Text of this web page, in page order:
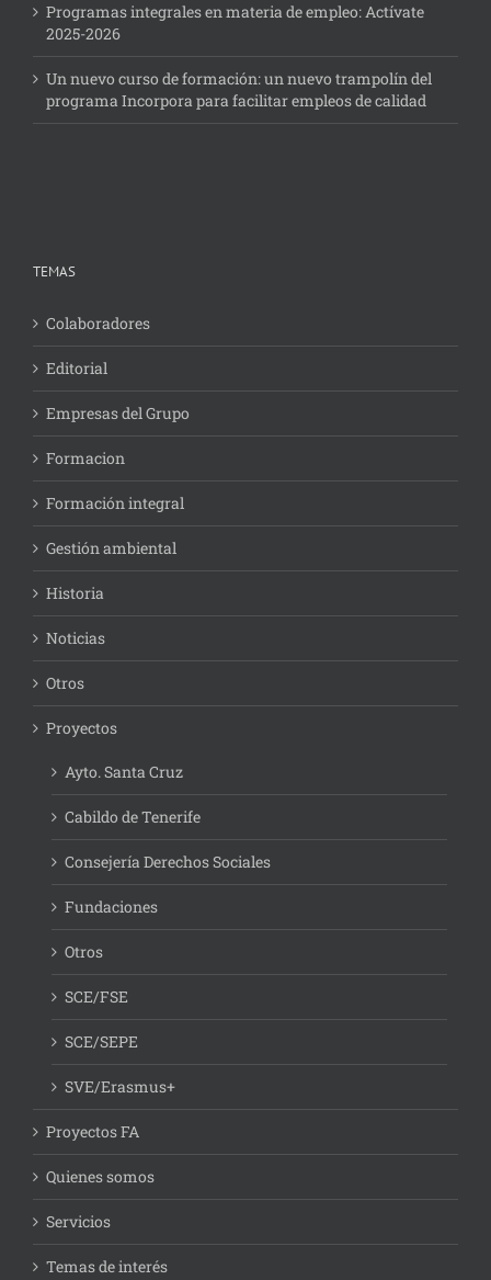
Programas integrales en materia de empleo: Actívate
2025-2026
Un nuevo curso de formación: un nuevo trampolín del
programa Incorpora para facilitar empleos de calidad
TEMAS
Colaboradores
Editorial
Empresas del Grupo
Formacion
Formación integral
Gestión ambiental
Historia
Noticias
Otros
Proyectos
Ayto. Santa Cruz
Cabildo de Tenerife
Consejería Derechos Sociales
Fundaciones
Otros
SCE/FSE
SCE/SEPE
SVE/Erasmus+
Proyectos FA
Quienes somos
Servicios
Temas de interés